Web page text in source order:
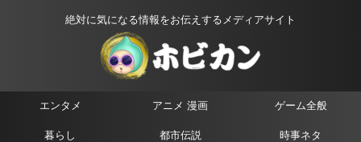
絶対に気になる情報をお伝えするメディアサイト
エンタメ アニメ 漫画 ゲーム全般
暮らし 都市伝説 時事ネタ